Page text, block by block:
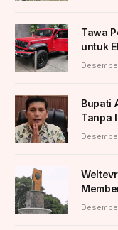
Tawa
untuk
Bupati
Tanpa